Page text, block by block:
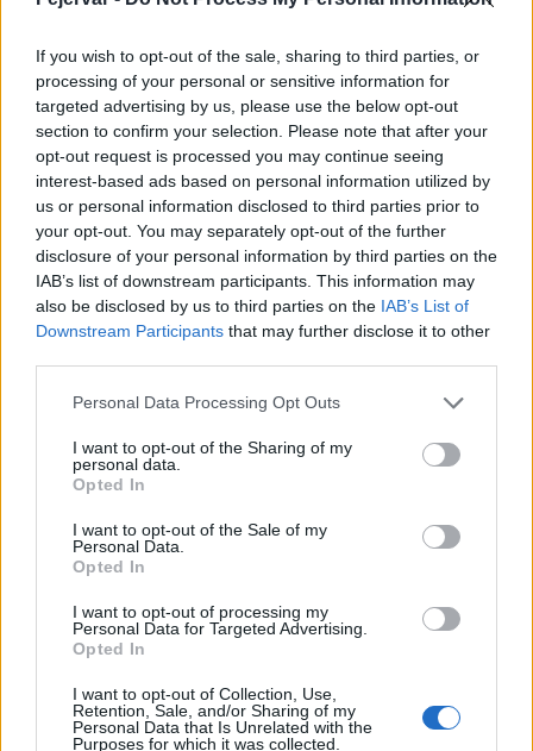
If you wish to opt-out of the sale, sharing to third parties, or
processing of your personal or sensitive information for
targeted advertising by us, please use the below opt-out
section to confirm your selection. Please note that after your
opt-out request is processed you may continue seeing
interest-based ads based on personal information utilized by
us or personal information disclosed to third parties prior to
your opt-out. You may separately opt-out of the further
disclosure of your personal information by third parties on the
IAB’s list of downstream participants. This information may
also be disclosed by us to third parties on the IAB’s List of
Downstream Participants that may further disclose it to other
Please note that this website/app uses one or more Google
not limited to your visit or usage behaviour. You may click to
grant or deny consent to Google and its third-party tags to
use your data for below specified purposes in below Google
consent section.
Personal Data Processing Opt Outs
I want to opt-out of the Sharing of my
personal data.
Opted In
I want to opt-out of the Sale of my
Personal Data.
Opted In
I want to opt-out of processing my
Personal Data for Targeted Advertising.
Opted In
I want to opt-out of Collection, Use,
Retention, Sale, and/or Sharing of my
Personal Data that Is Unrelated with the
Purposes for which it was collected.
Paks II.: Mit jelent az 5. blokk új
mérföldköve a felülvizsgálat
árnyékában?
Elkészült a Liszt Ferenc repülőtér
közelében lévő logisztikai bázis út- és
közműhálózatának fejlesztése
Látlelet a hazai víziközművekről?
múlt Bicske vízellátása
évfordulójára